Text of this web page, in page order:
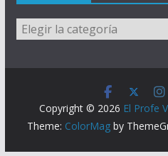
Categorías
Copyright © 2026 El Profe
Theme: ColorMagby